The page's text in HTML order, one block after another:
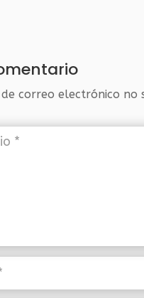
de correo electrónico no